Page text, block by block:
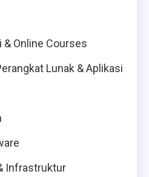
& Online Courses
Lunak & Aplikasi
Infrastruktur